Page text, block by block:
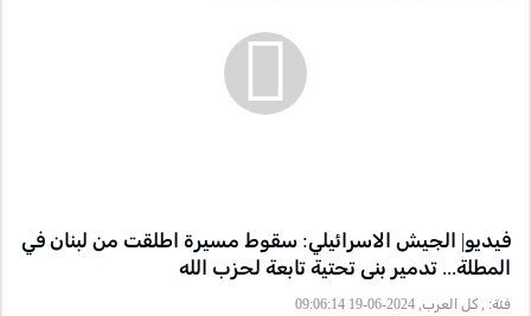
فيديو| الجيش الاسرائيلي: سقوط مسيرة اطلقت من لبنان في
المطلة... تدمير بنى تحتية تابعة لحزب الله
فئة: , كل العرب, 2024-06-19 09:06:14